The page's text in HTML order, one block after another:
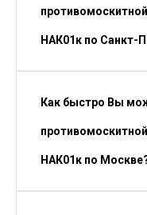
НАК01к по Санкт-
Как быстро Вы
НАК01к по